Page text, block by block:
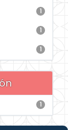
1
1
1
1